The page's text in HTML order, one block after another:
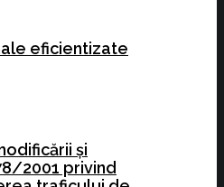
eficientizate
și
2001 privind